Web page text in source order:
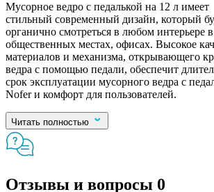
Мусорное ведро с педалькой на 12 л имеет
стильный современный дизайн, который
органично смотреться в любом интерьере в
общественных местах, офисах. Высокое
материалов и механизма, открывающего
ведра с помощью педали, обеспечит
срок эксплуатации мусорного ведра с
Nofer и комфорт для пользователей.
Читать полностью
Отзывы и вопросы 0